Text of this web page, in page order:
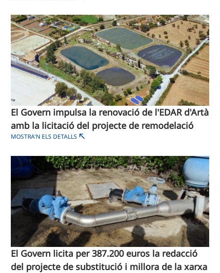
El Govern impulsa la renovació de l'EDAR d'Artà
amb la licitació del projecte de remodelació
MOSTRA'N ELS DETALLS
El Govern licita per 387.200 euros la redacció
del projecte de substitució i millora de la xarxa